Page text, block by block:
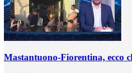
Mastantuono-Fiorentina, ecco